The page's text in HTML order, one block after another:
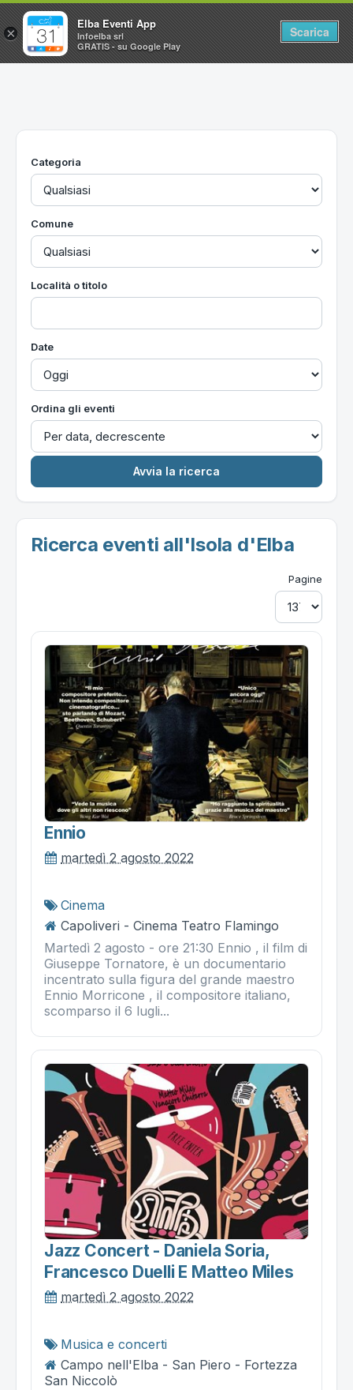
Home
Utilità
Categoria
Comune
Località o titolo
Date
Ordina gli eventi
Ricerca eventi all'Isola d'Elba
Pagine
Ennio
martedì 2 agosto 2022
Cinema
Capoliveri - Cinema Teatro Flamingo
Martedì 2 agosto - ore 21:30 Ennio , il film di
Giuseppe Tornatore, è un documentario
incentrato sulla figura del grande maestro
Ennio Morricone , il compositore italiano,
scomparso il 6 lugli...
Jazz Concert - Daniela Soria,
Francesco Duelli E Matteo Miles
martedì 2 agosto 2022
Musica e concerti
Campo nell'Elba - San Piero - Fortezza
San Niccolò
×
Elba Eventi App
Infoelba srl
GRATIS - su Google Play
Scarica